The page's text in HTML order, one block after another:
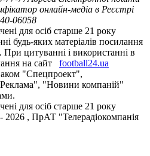
онлайн-медіа в Реєстрі
06058
для осіб старше 21 року
будь-яких матеріалів посилання
цитуванні і використанні в
на сайт
football24.ua
"Спецпроект",
"Новини компаній"
для осіб старше 21 року
2026 , ПрАТ "Телерадіокомпанія